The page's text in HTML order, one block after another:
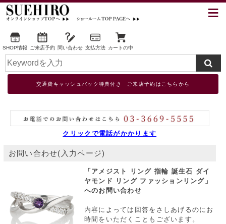
SHOP情報 ご来店予約 問い合わせ 支払方法 カートの中
交通費キャッシュバック特典付き ご来店予約はこちらから
クリックで電話がかかります
お問い合わせ(入力ページ)
「アメジスト リング 指輪 誕生石 ダイ
ヤモンド リング ファッションリング」
へのお問い合わせ
内容によっては回答をさしあげるのにお
時間をいただくこともございます。